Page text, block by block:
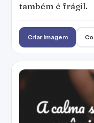
também é frágil.
Criar imagem